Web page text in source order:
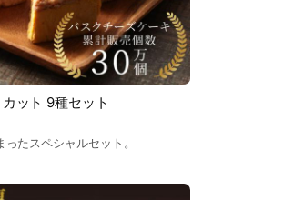
ット 9種セット
たスペシャルセット。